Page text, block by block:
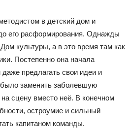
в детский дом и
его расформирования. Однажды
культуры, а в это время там как
Постепенно она начала
предлагать свои идеи и
заменить заболевшую
сцену вместо неё. В конечном
остроумие и сильный
капитаном команды.